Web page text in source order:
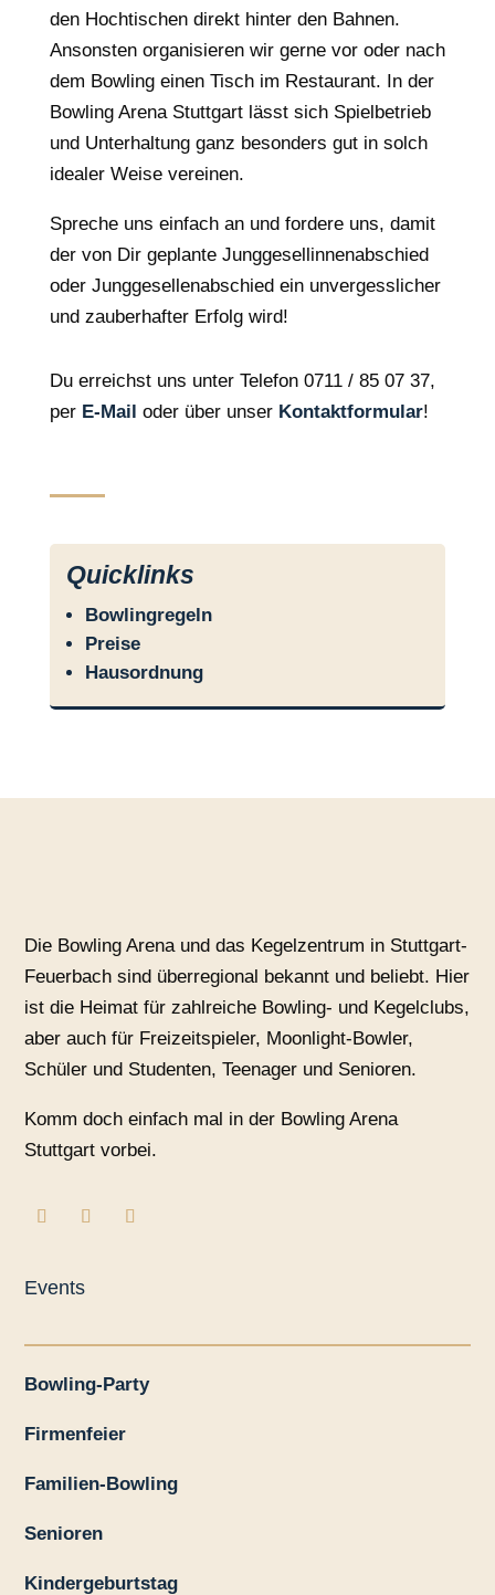
den Hochtischen direkt hinter den Bahnen.
Ansonsten organisieren wir gerne vor oder nach
dem Bowling einen Tisch im Restaurant. In der
Bowling Arena Stuttgart lässt sich Spielbetrieb
und Unterhaltung ganz besonders gut in solch
idealer Weise vereinen.
Spreche uns einfach an und fordere uns, damit
der von Dir geplante Junggesellinnenabschied
oder Junggesellenabschied ein unvergesslicher
und zauberhafter Erfolg wird!
Du erreichst uns unter Telefon 0711 / 85 07 37,
per E-Mail oder über unser Kontaktformular!
Quicklinks
Bowlingregeln
Preise
Hausordnung
Die Bowling Arena und das Kegelzentrum in Stuttgart-
Feuerbach sind überregional bekannt und beliebt. Hier
ist die Heimat für zahlreiche Bowling- und Kegelclubs,
aber auch für Freizeitspieler, Moonlight-Bowler,
Schüler und Studenten, Teenager und Senioren.
Komm doch einfach mal in der Bowling Arena
Stuttgart vorbei.
Events
Bowling-Party
Firmenfeier
Familien-Bowling
Senioren
Kindergeburtstag